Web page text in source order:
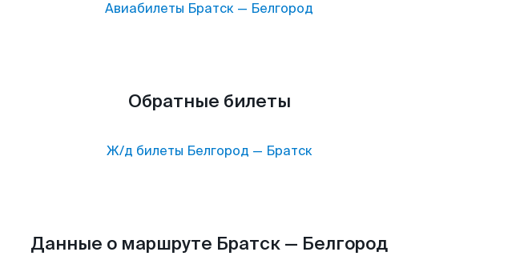
Авиабилеты Братск — Белгород
Обратные билеты
Ж/д билеты Белгород — Братск
Данные о маршруте Братск — Белгород